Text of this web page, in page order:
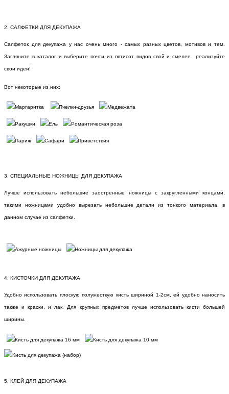
2. САЛФЕТКИ ДЛЯ ДЕКУПАЖА
Салфеток для декупажа у нас очень много - самых разных цветов, мотивов и тем.
Загляните в каталог и выберите почти из пятисот видов свой и смелее реализуйте
свои идеи!
Вот некоторые из них:
3. СПЕЦИАЛЬНЫЕ НОЖНИЦЫ ДЛЯ ДЕКУПАЖА
Лучше использовать небольшие заостренные ножницы с закругленными концами,
такими ножницами удобно вырезать небольшие детали из тонкого материала, в
данном случае из салфетки.
4. КИСТОЧКИ ДЛЯ ДЕКУПАЖА
Удобно использовать плоскую полужесткую кисть шириной 1-2см, ей удобно наносить
также и краски, и лак. Для крупных предметов лучше использовать кисти большей
ширины.
5. КЛЕЙ ДЛЯ ДЕКУПАЖА